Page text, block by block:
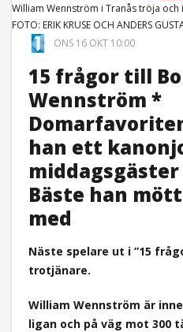
William Wennström i Tranås tröja
FOTO: ERIK KRUSE OCH ANDERS
ONS 16 OKT 10:00
15 frågor till
Wennström *
han ett
Bäste han
med
Näste spelare ut i ”15
trotjänare.
William Wennström är
ligan och på väg mot 300